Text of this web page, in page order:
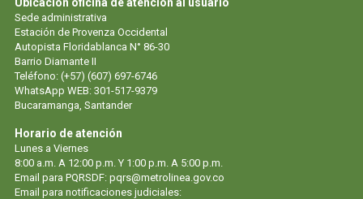
Sede administrativa
Estación de Provenza Occidental
Autopista Floridablanca N° 86-30
Barrio Diamante II
Teléfono: (+57) (607) 697-6746
WhatsApp WEB: 301-517-9379
Bucaramanga, Santander
Horario de atención
Lunes a Viernes
8:00 a.m. A 12:00 p.m. Y 1:00 p.m. A 5:00 p.m.
Email para PQRSDF: pqrs@metrolinea.gov.co
Email para notificaciones judiciales: